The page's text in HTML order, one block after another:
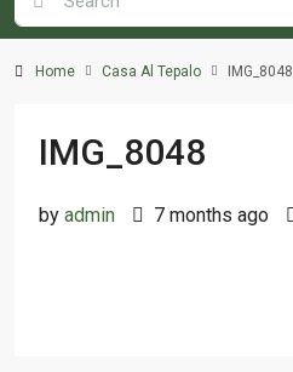
Home Casa Al Tepalo IMG_8048
IMG_8048
by admin 7 months ago